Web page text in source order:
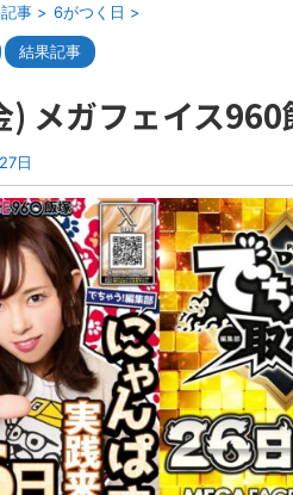
事 > 6がつく日 >
結果記事
メガフェイス960
日